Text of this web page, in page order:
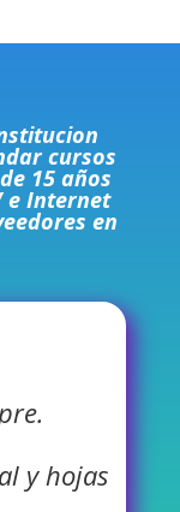
cursos
15 años
e Internet
en
y hojas